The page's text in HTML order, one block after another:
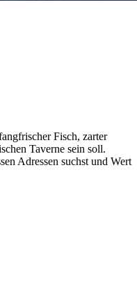
Fisch, zarter
Taverne sein soll.
Adressen suchst und Wert